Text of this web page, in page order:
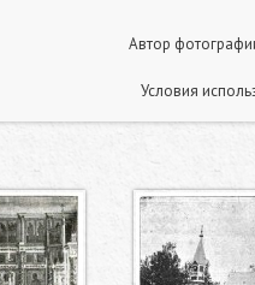
Автор
Условия